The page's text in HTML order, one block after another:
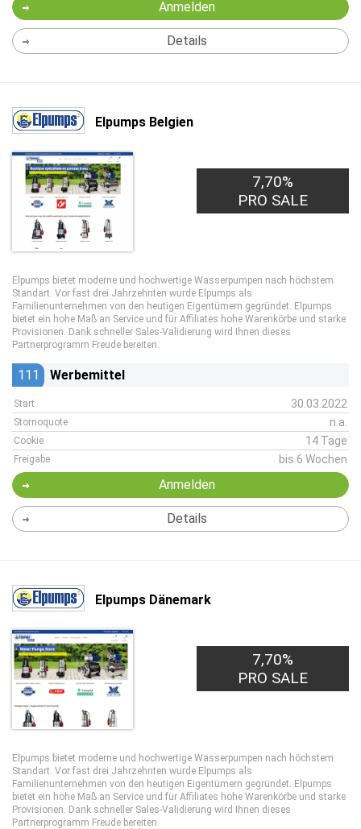
Anmelden
Details
Elpumps Belgien
7,70%
PRO SALE
Elpumps bietet moderne und hochwertige Wasserpumpen nach höchstem
Standart. Vor fast drei Jahrzehnten wurde Elpumps als
Familienunternehmen von den heutigen Eigentümern gegründet. Elpumps
bietet ein hohe Maß an Service und für Affiliates hohe Warenkörbe und starke
Provisionen. Dank schneller Sales-Validierung wird Ihnen dieses
Partnerprogramm Freude bereiten.
111 Werbemittel
Start 30.03.2022
Stornoquote n.a.
Cookie 14 Tage
Freigabe bis 6 Wochen
Anmelden
Details
Elpumps Dänemark
7,70%
PRO SALE
Elpumps bietet moderne und hochwertige Wasserpumpen nach höchstem
Standart. Vor fast drei Jahrzehnten wurde Elpumps als
Familienunternehmen von den heutigen Eigentümern gegründet. Elpumps
bietet ein hohe Maß an Service und für Affiliates hohe Warenkörbe und starke
Provisionen. Dank schneller Sales-Validierung wird Ihnen dieses
Partnerprogramm Freude bereiten.